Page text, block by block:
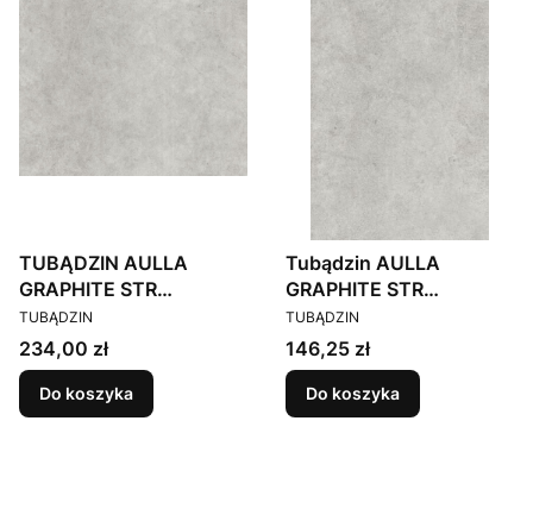
TUBĄDZIN AULLA
GRAPHITE STR
119,8X119,8 Gat.1
PRODUCENT
TUBĄDZIN
Cena
234,00 zł
Do koszyka
Tubądzin AULLA
GRAPHITE STR
59,8X119,8
PRODUCENT
TUBĄDZIN
Cena
146,25 zł
Do koszyka